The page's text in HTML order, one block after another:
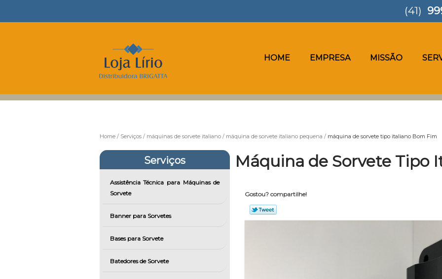
HOME EMPRESA MISSÃO
(41)
Home Serviços máquinas de sorvete italiano máquina de sorvete italiano pequena máquina de sorvete tipo italiano Bom Fim
Serviços
Assistência Técnica para Máquinas de
Sorvete
Banner para Sorvetes
Bases para Sorvete
Batedores de Sorvete
Máquina de Sorvete Tipo
Gostou? compartilhe!